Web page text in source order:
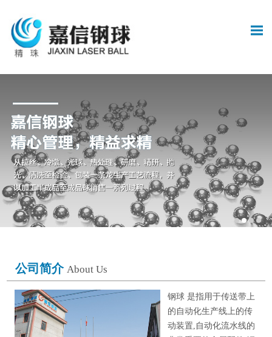
公司简介 About Us
钢球 是指用于传送带上
的自动化生产线上的传
动装置,自动化流水线的